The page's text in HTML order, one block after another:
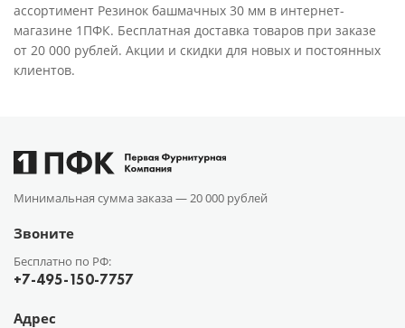
ассортимент Резинок башмачных 30 мм в интернет-
магазине 1ПФК. Бесплатная доставка товаров при заказе
от 20 000 рублей. Акции и скидки для новых и постоянных
клиентов.
Минимальная сумма заказа —20 000 рублей
Звоните
Бесплатно по РФ:
+7-495-150-7757
Адрес